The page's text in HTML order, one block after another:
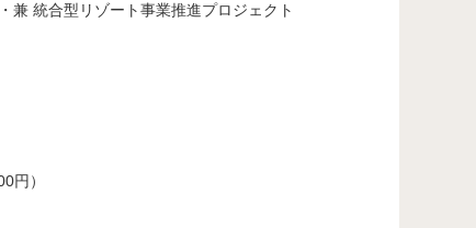
ト事業推進プロジェクト
円）